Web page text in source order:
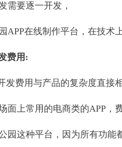
需要逐一开发，
APP在线制作平台，在技术
费用:
发费用与产品的复杂度直接
面上常用的电商类的APP，
园这种平台，因为所有功能